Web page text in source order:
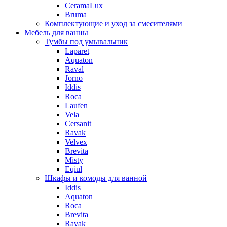
CeramaLux
Bruma
Комплектующие и уход за смесителями
Мебель для ванны
Тумбы под умывальник
Laparet
Aquaton
Raval
Jorno
Iddis
Roca
Laufen
Vela
Cersanit
Ravak
Velvex
Brevita
Misty
Eqiul
Шкафы и комоды для ванной
Iddis
Aquaton
Roca
Brevita
Ravak